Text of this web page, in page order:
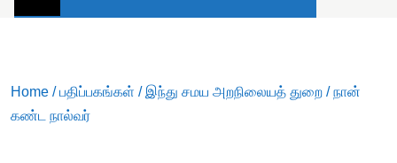
Home /பதிப்பகங்கள் / இந்து சமய அறநிலையத் துறை / நான்
கண்ட நால்வர்